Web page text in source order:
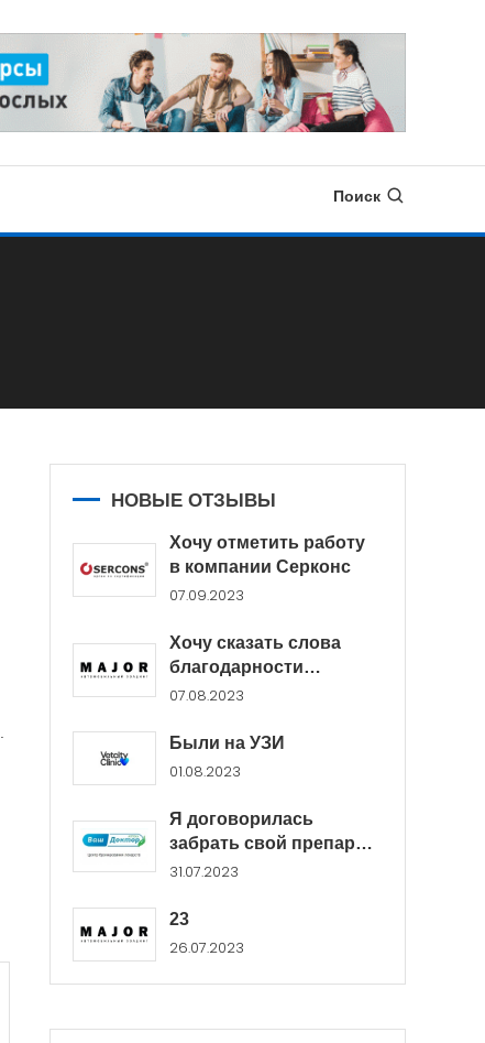
Поиск
НОВЫЕ ОТЗЫВЫ
Хочу отметить работу
в компании Серконс
07.09.2023
Хочу сказать слова
благодарности
менеджерам Major...
07.08.2023
Были на УЗИ
01.08.2023
Я договорилась
забрать свой препарат
в...
31.07.2023
23
26.07.2023